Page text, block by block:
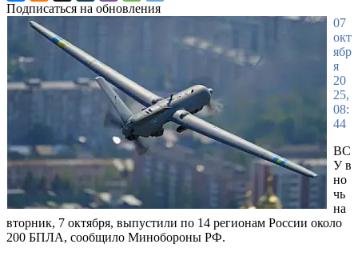
Подписаться на обновления
07
окт
ябр
я
20
25,
08:
44
ВС
У в
но
чь
на
вторник, 7 октября, выпустили по 14 регионам России около
200 БПЛА, сообщило Минобороны РФ.